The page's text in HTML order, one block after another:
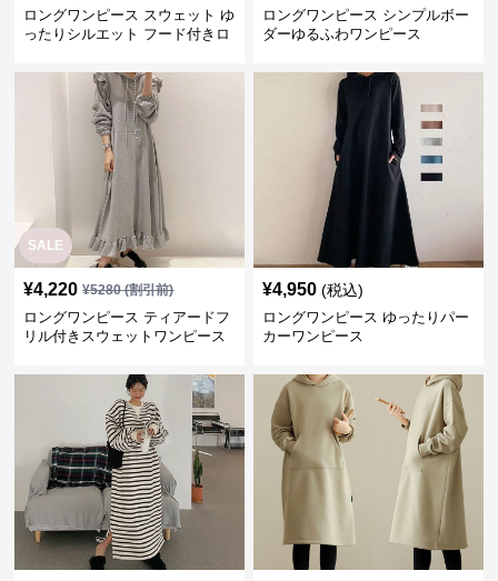
ロングワンピース スウェット ゆ
ったりシルエット フード付きロ
ロングワンピース シンプルボー
ダーゆるふわワンピース
SALE
¥4,220 ¥5280(割引前)
ロングワンピース ティアードフ
リル付きスウェットワンピース
¥4,950 (税込)
ロングワンピース ゆったりパー
カーワンピース